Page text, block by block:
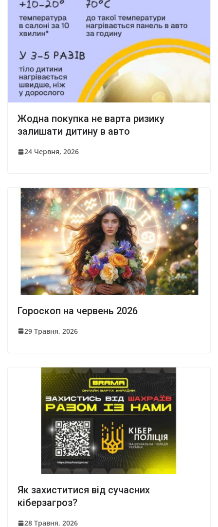
Жодна покупка не варта ризику
залишати дитину в авто
24 Червня, 2026
Гороскоп на червень 2026
29 Травня, 2026
Як захиститися від сучасних
кіберзагроз?
28 Травня, 2026